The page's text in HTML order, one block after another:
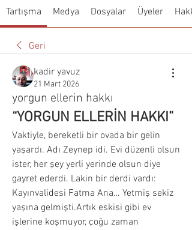
Tartışma Medya Dosyalar Üyeler
Geri
kadir yavuz
21 Mart 2026
yorgun ellerin hakkı
“YORGUN ELLERİN HAKKI”
Vaktiyle, bereketli bir ovada bir gelin
yaşardı. Adı Zeynep idi. Evi düzenli olsun
ister, her şey yerli yerinde olsun diye
gayret ederdi. Lakin bir derdi vardı:
Kayınvalidesi Fatma Ana… Yetmiş sekiz
yaşına gelmişti.Artık eskisi gibi ev
işlerine koşmuyor, çoğu zaman